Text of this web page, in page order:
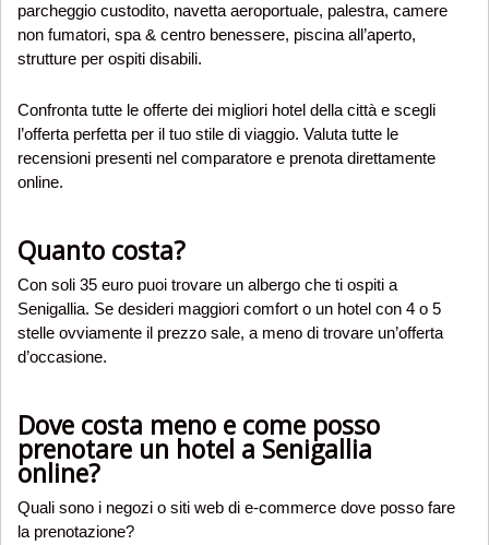
parcheggio custodito, navetta aeroportuale, palestra, camere
non fumatori, spa & centro benessere, piscina all’aperto,
strutture per ospiti disabili.
Confronta tutte le offerte dei migliori hotel della città e scegli
l’offerta perfetta per il tuo stile di viaggio. Valuta tutte le
recensioni presenti nel comparatore e prenota direttamente
online.
Quanto costa?
Con soli 35 euro puoi trovare un albergo che ti ospiti a
Senigallia. Se desideri maggiori comfort o un hotel con 4 o 5
stelle ovviamente il prezzo sale, a meno di trovare un’offerta
d’occasione.
Dove costa meno e come posso
prenotare un hotel a Senigallia
online?
Quali sono i negozi o siti web di e-commerce dove posso fare
la prenotazione?